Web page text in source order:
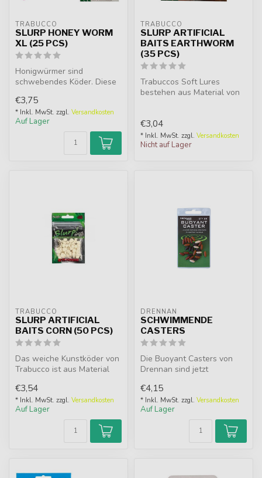
TRABUCCO
SLURP HONEY WORM
XL (25 PCS)
Honigwürmer sind
schwebendes Köder. Diese
um die dre...
€3,75
* Inkl. MwSt. zzgl. Versandkosten
Auf Lager
TRABUCCO
SLURP ARTIFICIAL
BAITS EARTHWORM
(35 PCS)
Trabuccos Soft Lures
bestehen aus Material von
€3,04
* Inkl. MwSt. zzgl. Versandkosten
Nicht auf Lager
TRABUCCO
SLURP ARTIFICIAL
BAITS CORN (50 PCS)
Das weiche Kunstköder von
Trabucco ist aus Material
€3,54
* Inkl. MwSt. zzgl. Versandkosten
Auf Lager
DRENNAN
SCHWIMMENDE
CASTERS
Die Buoyant Casters von
Drennan sind jetzt
unglaubliche...
€4,15
* Inkl. MwSt. zzgl. Versandkosten
Auf Lager